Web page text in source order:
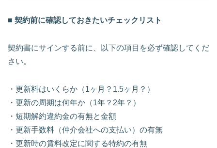
■ 契約前に確認しておきたいチェックリスト
契約書にサインする前に、以下の項目を必ず確認してくだ
さい。
・更新料はいくらか（1ヶ月？1.5ヶ月？）
・更新の周期は何年か（1年？2年？）
・短期解約違約金の有無と金額
・更新手数料（仲介会社への支払い）の有無
・更新時の賃料改定に関する特約の有無